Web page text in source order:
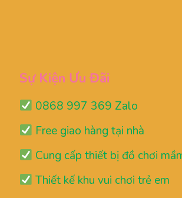
Sự Kiện Ưu Đãi
0868 997 369 Zalo
Free giao hàng tại nhà
Cung cấp thiết bị đồ chơi
Thiết kế khu vui chơi trẻ em